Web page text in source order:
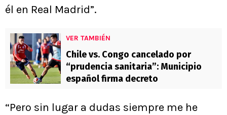
él en Real Madrid”.
VER TAMBIÉN
Chile vs. Congo cancelado por
“prudencia sanitaria”: Municipio
español firma decreto
“Pero sin lugar a dudas siempre me he